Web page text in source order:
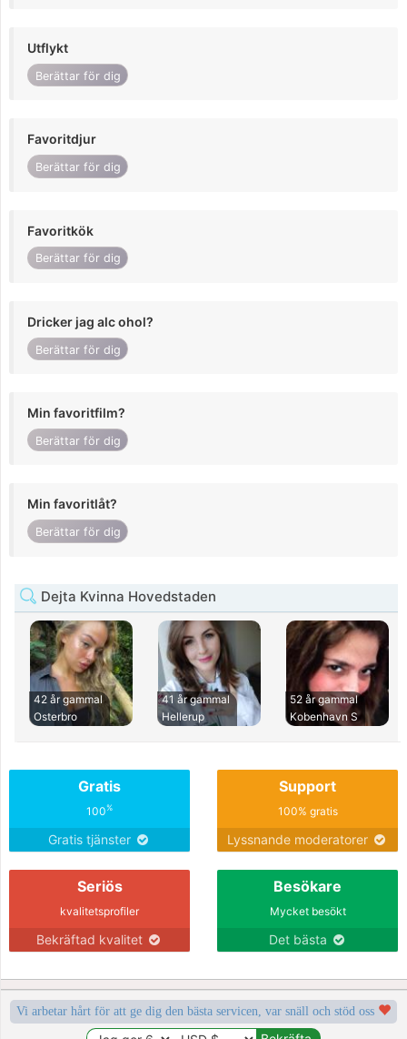
Utflykt
Berättar för dig
Favoritdjur
Berättar för dig
Favoritkök
Berättar för dig
Dricker jag alc ohol?
Berättar för dig
Min favoritfilm?
Berättar för dig
Min favoritlåt?
Berättar för dig
Dejta Kvinna Hovedstaden
42 år gammal
Osterbro
41 år gammal
Hellerup
52 år gammal
Kobenhavn S
Gratis
100%
Gratis tjänster
Support
100% gratis
Lyssnande moderatorer
Seriös
kvalitetsprofiler
Bekräftad kvalitet
Besökare
Mycket besökt
Det bästa
Vi arbetar hårt för att ge dig den bästa servicen, var snäll och stöd oss